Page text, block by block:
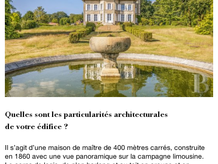
Quelles sont les particularités architecturales
de votre édifice ?
Il s’agit d’une maison de maître de 400 mètres carrés, construite
en 1860 avec une vue panoramique sur la campagne limousine.